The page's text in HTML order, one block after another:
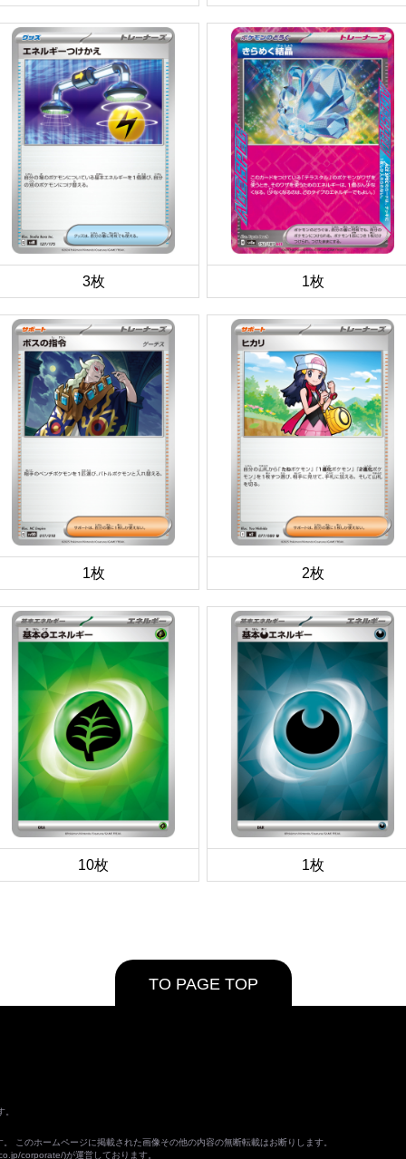
3枚 1枚
1枚 2枚
10枚 1枚
TO PAGE TOP
このホームページに掲載された画像その他の内容の無断転載はお断りします。
corporate/)が運営しております。